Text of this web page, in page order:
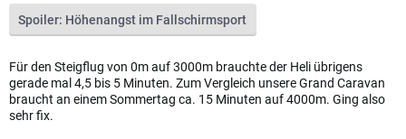
Spoiler: Höhenangst im Fallschirmsport
Für den Steigflug von 0m auf 3000m brauchte der Heli übrigens
gerade mal 4,5 bis 5 Minuten. Zum Vergleich unsere Grand Caravan
braucht an einem Sommertag ca. 15 Minuten auf 4000m. Ging also
sehr fix.